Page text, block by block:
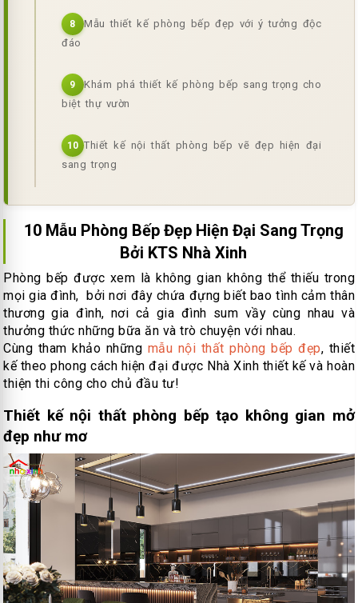
8
Mẫu thiết kế phòng bếp đẹp với ý tưởng độc
đáo
9
Khám phá thiết kế phòng bếp sang trọng cho
biệt thự vườn
10 Thiết kế nội thất phòng bếp vẽ đẹp hiện đại
sang trọng
10 Mẫu Phòng Bếp Đẹp Hiện Đại Sang Trọng
Bởi KTS Nhà Xinh
Phòng bếp được xem là không gian không thể thiếu trong
mọi gia đình, bởi nơi đây chứa đựng biết bao tình cảm thân
thương gia đình, nơi cả gia đình sum vầy cùng nhau và
thưởng thức những bữa ăn và trò chuyện với nhau.
Cùng tham khảo những mẫu nội thất phòng bếp đẹp, thiết
kế theo phong cách hiện đại được Nhà Xinh thiết kế và hoàn
thiện thi công cho chủ đầu tư!
Thiết kế nội thất phòng bếp tạo không gian mở
đẹp như mơ